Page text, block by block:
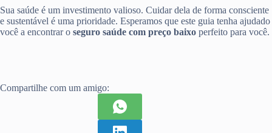
Sua saúde é um investimento valioso. Cuidar dela de forma consciente
e sustentável é uma prioridade. Esperamos que este guia tenha ajudado
você a encontrar o seguro saúde com preço baixo perfeito para você.
Compartilhe com um amigo: